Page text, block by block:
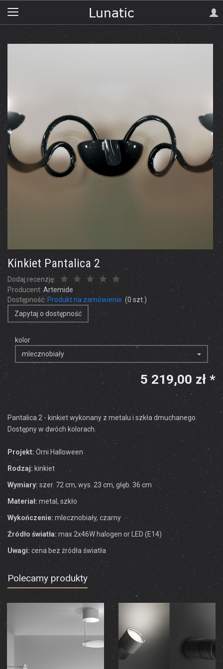
Kinkiet Pantalica 2
Dodaj recenzję:
Producent: Artemide
Dostępność: Produkt na zamówienie (0 szt.)
Zapytaj o dostępność
kolor
mlecznobiały
5 219,00 zł *
Pantalica 2 - kinkiet wykonany z metalu i szkła dmuchanego.
Dostępny w dwóch kolorach.
Projekt: Örni Halloween
Rodzaj: kinkiet
Wymiary: szer. 72 cm, wys. 23 cm, głęb. 36 cm
Materiał: metal, szkło
Wykończenie: mlecznobiały, czarny
Źródło światła: max 2x46W halogen or LED (E14)
Uwagi: cena bez źródła światła
Polecamy produkty